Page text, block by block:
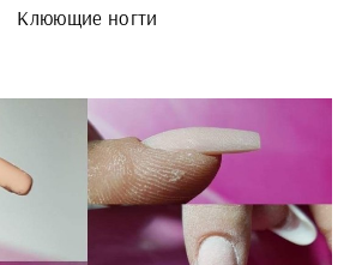
Клюющие ногти